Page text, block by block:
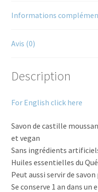
Informations
Avis (0)
Description
For English click here
Savon de castille
et vegan
Sans ingrédients
Huiles essentielles du
Peut aussi servir de
Se conserve 1 an dans un